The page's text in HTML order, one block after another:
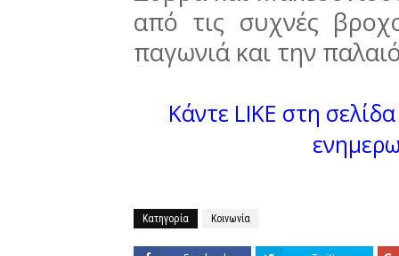
από τις συχνές
παγωνιά και την
Κάντε LIKE στη
Κατηγορία Κοινωνία